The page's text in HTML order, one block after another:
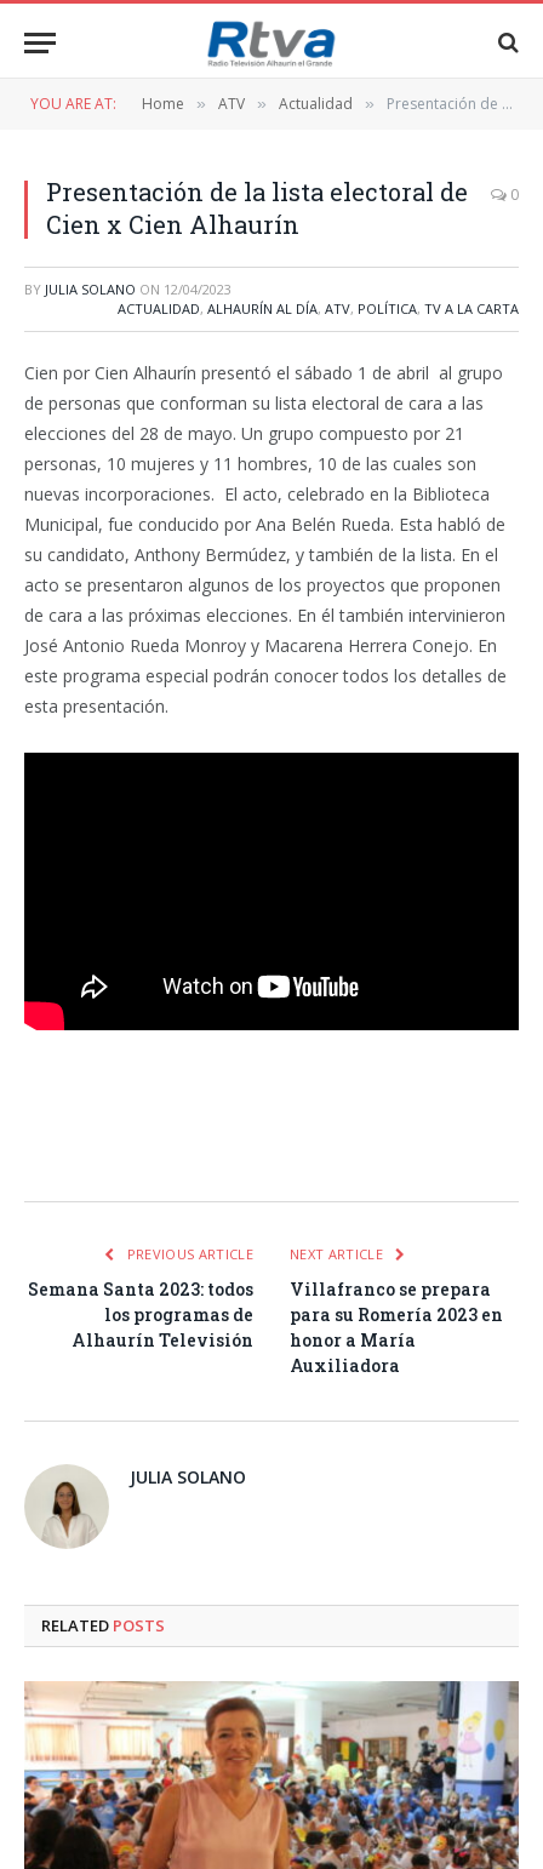
YOU ARE AT: Home » ATV » Actualidad » Presentación de la lista electoral de Cien x Cien Alhaurín
Presentación de la lista electoral de
Cien x Cien Alhaurín
0
BY JULIA SOLANO ON 12/04/2023
ACTUALIDAD, ALHAURÍN AL DÍA, ATV, POLÍTICA, TV A LA CARTA
Cien por Cien Alhaurín presentó el sábado 1 de abril al grupo
de personas que conforman su lista electoral de cara a las
elecciones del 28 de mayo. Un grupo compuesto por 21
personas, 10 mujeres y 11 hombres, 10 de las cuales son
nuevas incorporaciones. El acto, celebrado en la Biblioteca
Municipal, fue conducido por Ana Belén Rueda. Esta habló de
su candidato, Anthony Bermúdez, y también de la lista. En el
acto se presentaron algunos de los proyectos que proponen
de cara a las próximas elecciones. En él también intervinieron
José Antonio Rueda Monroy y Macarena Herrera Conejo. En
este programa especial podrán conocer todos los detalles de
esta presentación.
PREVIOUS ARTICLE
Semana Santa 2023: todos
los programas de
Alhaurín Televisión
NEXT ARTICLE
Villafranco se prepara
para su Romería 2023 en
honor a María
Auxiliadora
JULIA SOLANO
RELATED POSTS